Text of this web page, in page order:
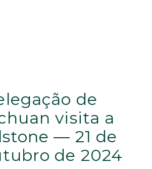
de
visita a
— 21 de
de 2024